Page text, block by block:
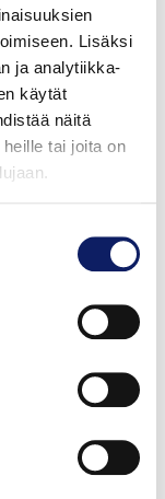
Lisäksi
ja analytiikka-
käytät
näitä
tai joita on